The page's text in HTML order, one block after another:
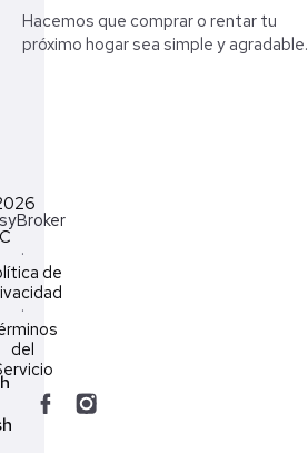
Hacemos que comprar o rentar tu
próximo hogar sea simple y agradable.
·
de
·
del